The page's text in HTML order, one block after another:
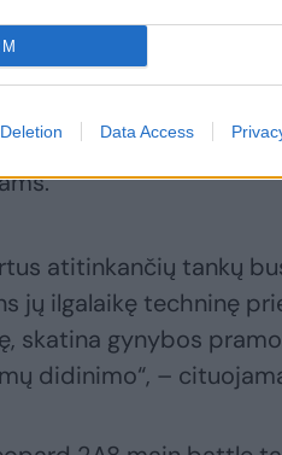
Data Access
tuo metu pabrėžia
atitinkančių tankų
jų ilgalaikę techninę
skatina gynybos
didinimo“, –